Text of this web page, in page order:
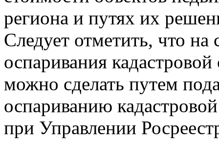
региона и путях их
Следует отметить, что
оспаривания
можно сделать путем
оспариванию
при Управлении